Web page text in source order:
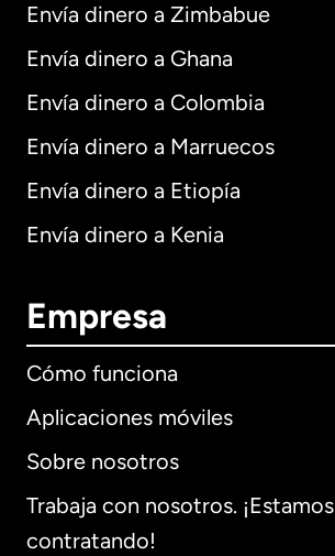
Envía dinero a Zimbabue
Envía dinero a Ghana
Envía dinero a Colombia
Envía dinero a Marruecos
Envía dinero a Etiopía
Envía dinero a Kenia
Empresa
Cómo funciona
Aplicaciones móviles
Sobre nosotros
Trabaja con nosotros. ¡Estamos
contratando!